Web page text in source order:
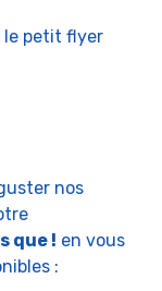
le petit flyer
nos
que ! en vous
: